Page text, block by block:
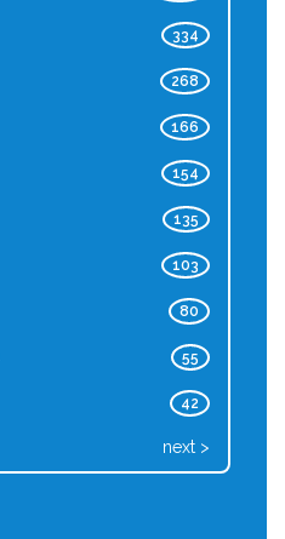
334
268
166
154
135
103
80
55
42
next >